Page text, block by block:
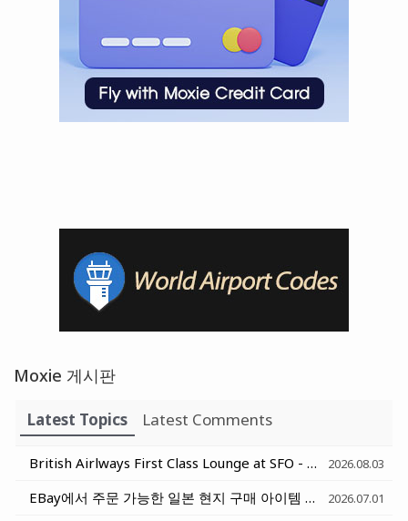
Moxie 게시판
Latest Topics Latest Comments
British Airlways First Class Lounge at SFO - 샌프란시스코 영국항공 일등석 라운지 2026.08.03
EBay에서 주문 가능한 일본 현지 구매 아이템 - 일본 호텔로 배송받기 2026.07.01